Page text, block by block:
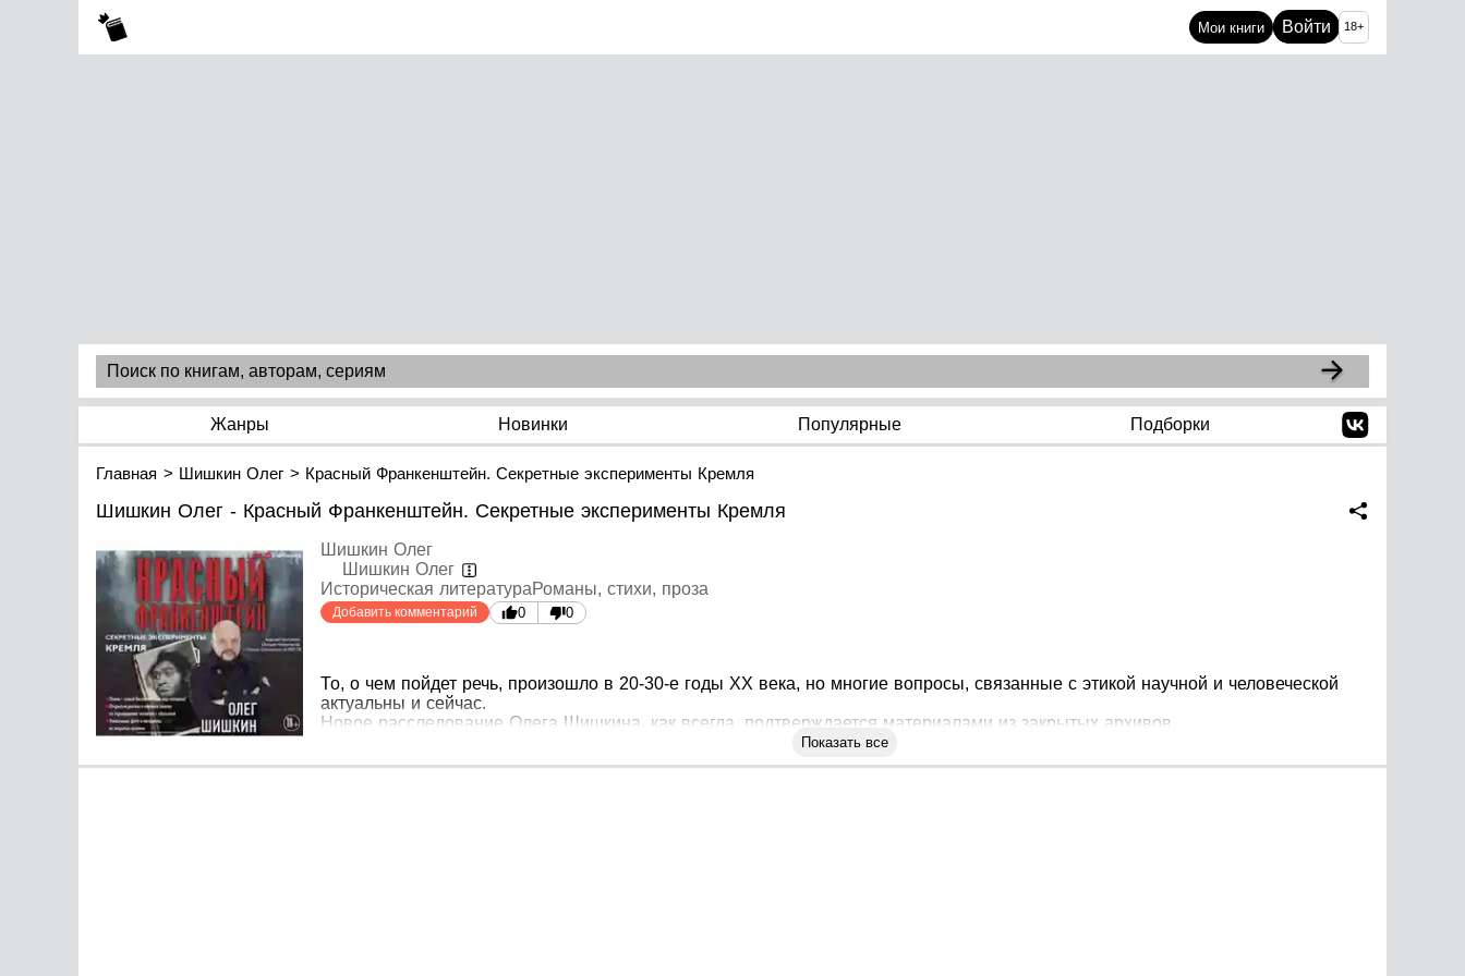
Мои книги Войти 18+
Жанры Новинки Популярные Подборки
Главная Шишкин Олег Красный Франкенштейн. Секретные эксперименты Кремля
Шишкин Олег - Красный Франкенштейн. Секретные эксперименты Кремля
Шишкин Олег
Шишкин Олег
Историческая литератураРоманы, стихи, проза
Добавить комментарий 0 0
То, о чем пойдет речь, произошло в 20-30-е годы XX века, но многие вопросы, связанные с этикой научной и человеческой
актуальны и сейчас.
Новое расследование Олега Шишкина, как всегда, подтверждается материалами из закрытых архивов.
Олег Шишкин – ведущий авторской программы «Загадки человечества с Олегом Шишкиным» на РЕН-ТВ.
Показать все